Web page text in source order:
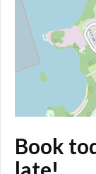
Book